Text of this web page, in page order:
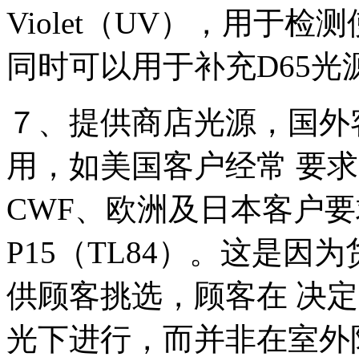
Violet（UV），用于检
同时可以用于补充D65光
７、提供商店光源，国
用，如美国客户经常 要
CWF、欧洲及日本客户
P15（TL84）。这是因
供顾客挑选，顾客在 决
光下进行，而并非在室